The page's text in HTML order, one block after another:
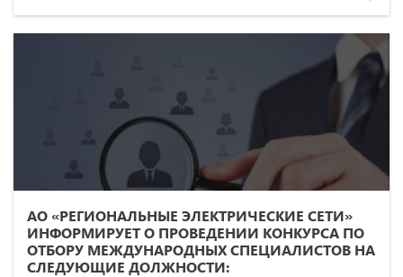
АО «РЕГИОНАЛЬНЫЕ ЭЛЕКТРИЧЕСКИЕ СЕТИ»
ИНФОРМИРУЕТ О ПРОВЕДЕНИИ КОНКУРСА ПО
ОТБОРУ МЕЖДУНАРОДНЫХ СПЕЦИАЛИСТОВ НА
СЛЕДУЮЩИЕ ДОЛЖНОСТИ: